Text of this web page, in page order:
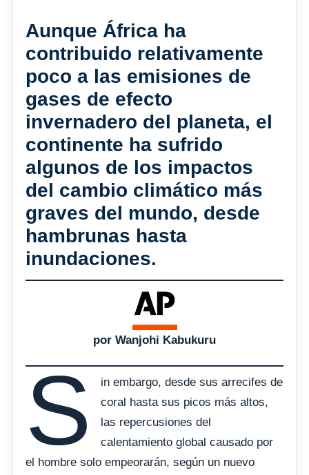
Aunque África ha
contribuido relativamente
poco a las emisiones de
gases de efecto
invernadero del planeta, el
continente ha sufrido
algunos de los impactos
del cambio climático más
graves del mundo, desde
hambrunas hasta
inundaciones.
por Wanjohi Kabukuru
S
in embargo, desde sus arrecifes de
coral hasta sus picos más altos,
las repercusiones del
calentamiento global causado por
el hombre solo empeorarán, según un nuevo